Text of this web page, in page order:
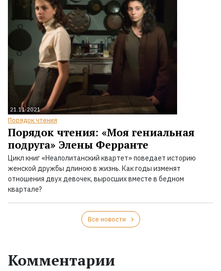
21.11.2021
Порядок чтения
Порядок чтения: «Моя гениальная
подруга» Элены Ферранте
Цикл книг «Неаполитанский квартет» поведает историю
женской дружбы длиною в жизнь. Как годы изменят
отношения двух девочек, выросших вместе в бедном
квартале?
Все новости
Комментарии